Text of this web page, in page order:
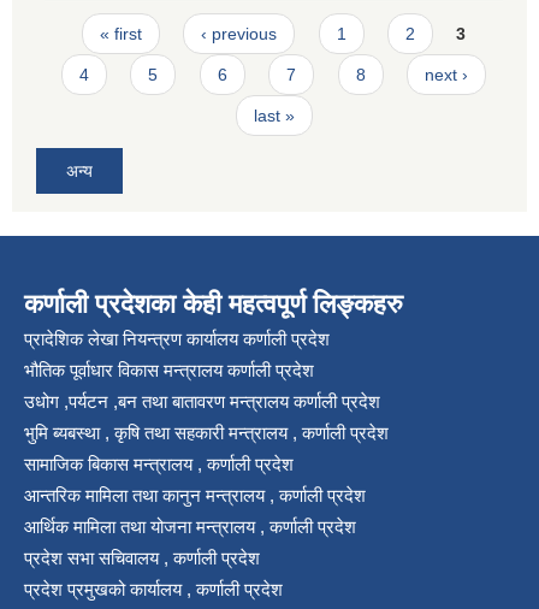
Pages
« first ‹ previous 1 2 3
4 5 6 7 8 next ›
last »
अन्य
कर्णाली प्रदेशका केही महत्वपूर्ण लिङ्कहरु
प्रादेशिक लेखा नियन्त्रण कार्यालय कर्णाली प्रदेश
भौतिक पूर्वाधार विकास मन्त्रालय कर्णाली प्रदेश
उधोग ,पर्यटन ,बन तथा बातावरण मन्त्रालय कर्णाली प्रदेश
भुमि ब्यबस्था , कृषि तथा सहकारी मन्त्रालय , कर्णाली प्रदेश
सामाजिक बिकास मन्त्रालय , कर्णाली प्रदेश
आन्तरिक मामिला तथा कानुन मन्त्रालय , कर्णाली प्रदेश
आर्थिक मामिला तथा योजना मन्त्रालय , कर्णाली प्रदेश
प्रदेश सभा सचिवालय , कर्णाली प्रदेश
प्रदेश प्रमुखको कार्यालय , कर्णाली प्रदेश